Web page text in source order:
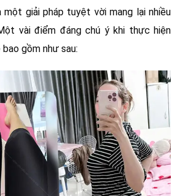
một giải pháp tuyệt vời mang lại nhiều
vài điểm đáng chú ý khi thực hiện
gồm như sau: